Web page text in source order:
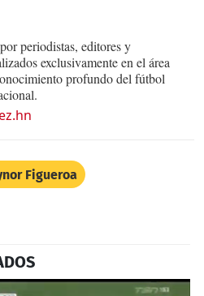
periodistas, editores y
exclusivamente en el área
profundo del fútbol
Figueroa